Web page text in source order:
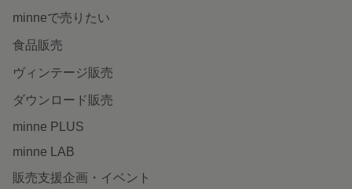
minneで売りたい
食品販売
ヴィンテージ販売
ダウンロード販売
minne PLUS
minne LAB
販売支援企画・イベント